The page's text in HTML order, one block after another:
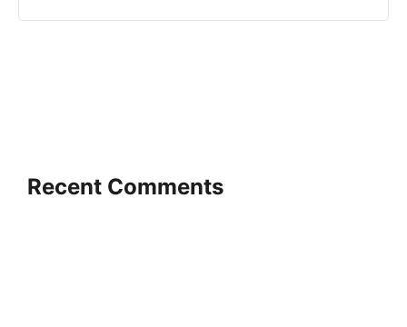
Recent Comments